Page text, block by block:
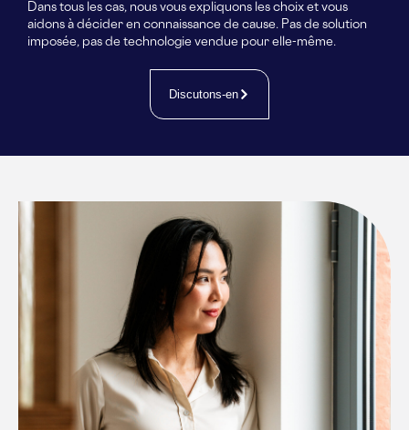
Dans tous les cas, nous vous expliquons les choix et vous
aidons à décider en connaissance de cause. Pas de solution
imposée, pas de technologie vendue pour elle-même.
Discutons-en